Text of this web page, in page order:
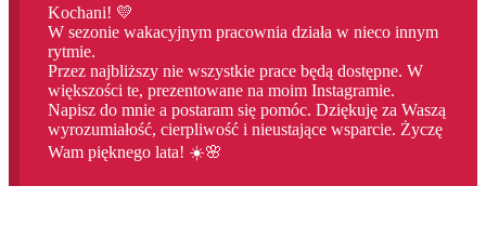
Kochani! 💛
W sezonie wakacyjnym pracownia działa w nieco innym
rytmie.
Przez najbliższy nie wszystkie prace będą dostępne. W
większości te, prezentowane na moim Instagramie.
Napisz do mnie a postaram się pomóc. Dziękuję za Waszą
wyrozumiałość, cierpliwość i nieustające wsparcie. Życzę
Wam pięknego lata! ☀️🌸